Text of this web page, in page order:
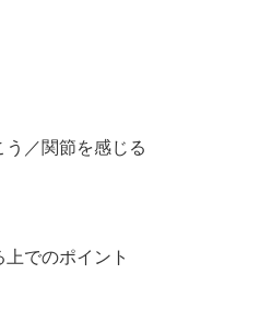
／関節を感じる
でのポイント